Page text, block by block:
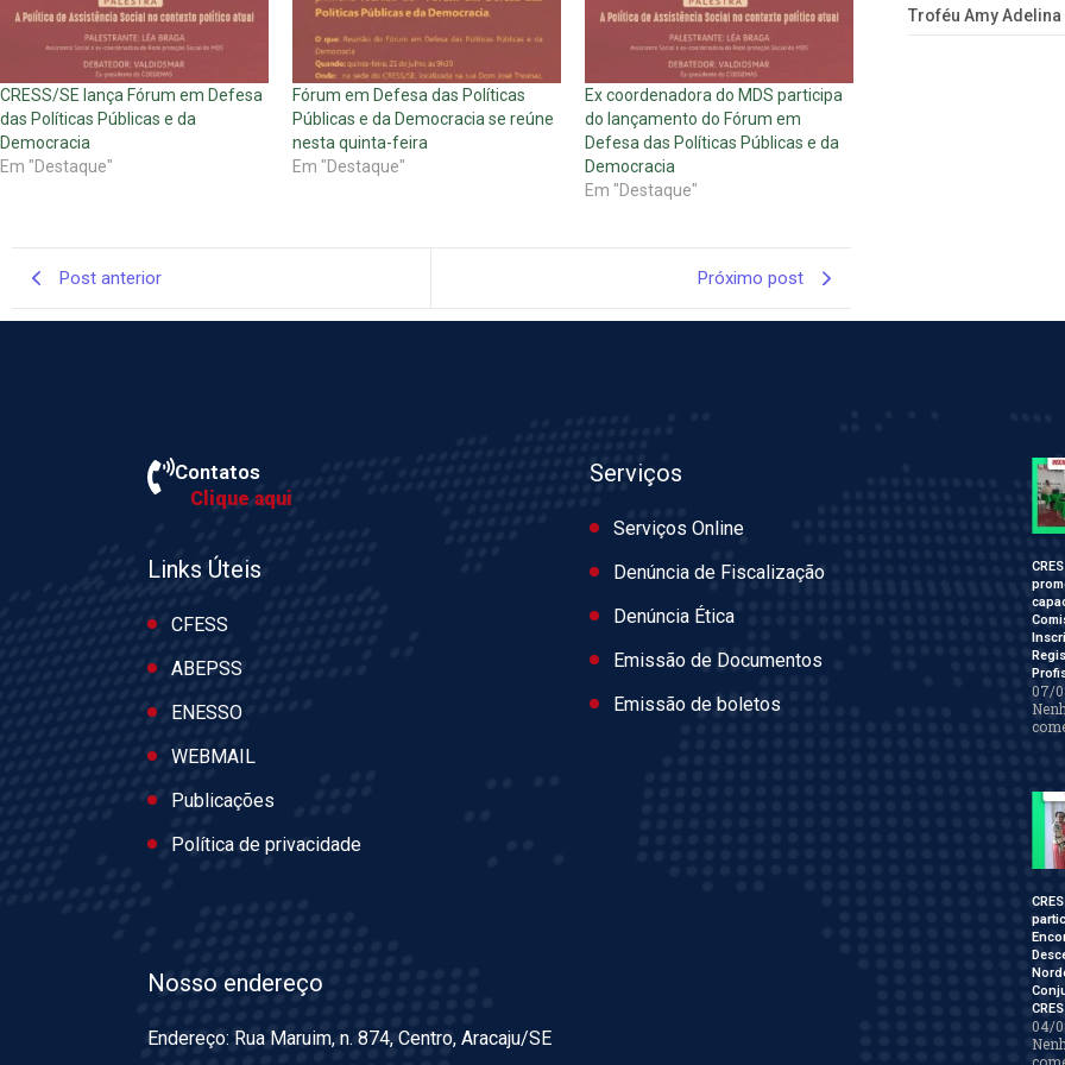
CRESS/SE lança Fórum em Defesa
das Políticas Públicas e da
Democracia
Em "Destaque"
Fórum em Defesa das Políticas
Públicas e da Democracia se reúne
nesta quinta-feira
Em "Destaque"
Ex coordenadora do MDS participa
do lançamento do Fórum em
Defesa das Políticas Públicas e da
Democracia
Em "Destaque"
Troféu Amy Adelina
Post anterior Próximo post
Contatos
Clique aqui
Links Úteis
CFESS
ABEPSS
ENESSO
WEBMAIL
Publicações
Política de privacidade
Nosso endereço
Endereço: Rua Maruim, n. 874, Centro, Aracaju/SE
Serviços
Serviços Online
Denúncia de Fiscalização
Denúncia Ética
Emissão de Documentos
Emissão de boletos
07/
04/